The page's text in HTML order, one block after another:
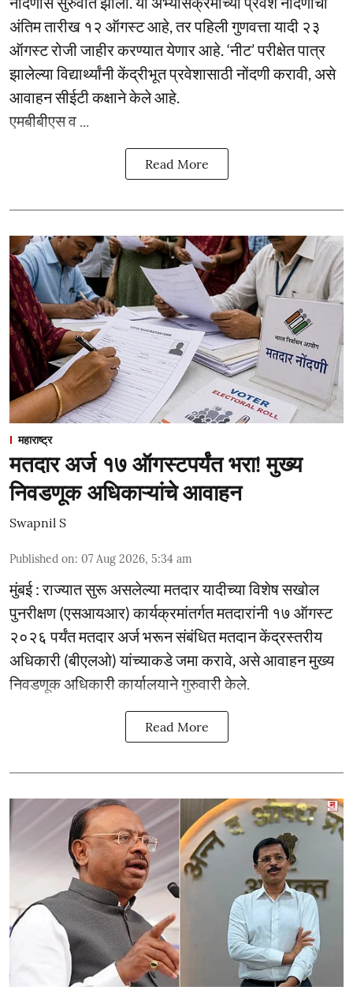
अंतिम तारीख १२ ऑगस्ट आहे, तर पहिली गुणवत्ता यादी २३
ऑगस्ट रोजी जाहीर करण्यात येणार आहे. ‘नीट’ परीक्षेत पात्र
झालेल्या विद्यार्थ्यांनी केंद्रीभूत प्रवेशासाठी नोंदणी करावी, असे
आवाहन सीईटी कक्षाने केले आहे.
एमबीबीएस व ...
Read More
महाराष्ट्र
मतदार अर्ज १७ ऑगस्टपर्यंत भरा! मुख्य
निवडणूक अधिकाऱ्यांचे आवाहन
Swapnil S
Published on: 07 Aug 2026, 5:34 am
मुंबई : राज्यात सुरू असलेल्या मतदार यादीच्या विशेष सखोल
पुनरीक्षण (एसआयआर) कार्यक्रमांतर्गत मतदारांनी १७ ऑगस्ट
२०२६ पर्यंत मतदार अर्ज भरून संबंधित मतदान केंद्रस्तरीय
अधिकारी (बीएलओ) यांच्याकडे जमा करावे, असे आवाहन मुख्य
निवडणूक अधिकारी कार्यालयाने गुरुवारी केले.
Read More